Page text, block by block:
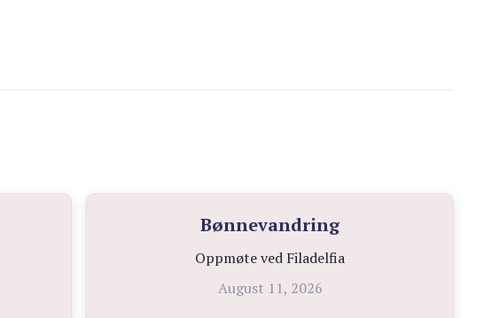
Bønnevandring
Oppmøte ved Filadelfia
August 11, 2026